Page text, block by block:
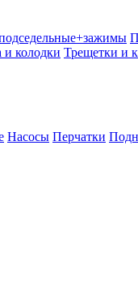
и колодки Трещетки и
Насосы Перчатки